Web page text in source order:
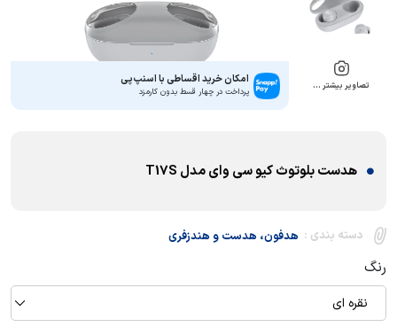
تصاویر بیشتر … امکان خرید اقساطی با اسنپ‌پی
پرداخت در چهار قسط بدون کارمزد
هدست بلوتوث کیو سی وای مدل T17S
دسته بندی : هدفون، هدست و هندزفری
رنگ
نقره ای